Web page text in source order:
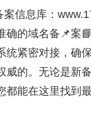
案信息库：
确的域名备📌案
统紧密对接，确
威的。无论是新
都能在这里找到